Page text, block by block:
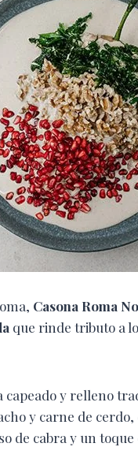
Casona Roma
que rinde tributo a
capeado y relleno
y carne de
de cabra y un